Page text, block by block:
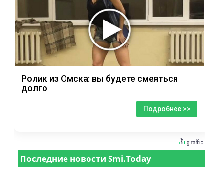
Ролик из Омска: вы будете смеяться
долго
Подробнее >>